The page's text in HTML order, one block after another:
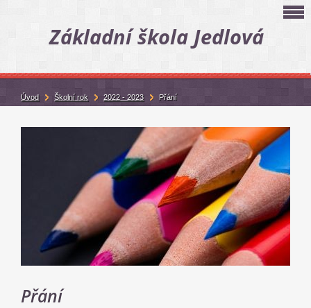
Základní škola Jedlová
Přání
Úvod Školní rok 2022 - 2023 Přání